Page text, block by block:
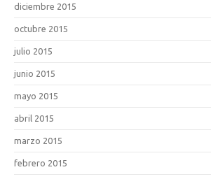
diciembre 2015
octubre 2015
julio 2015
junio 2015
mayo 2015
abril 2015
marzo 2015
febrero 2015